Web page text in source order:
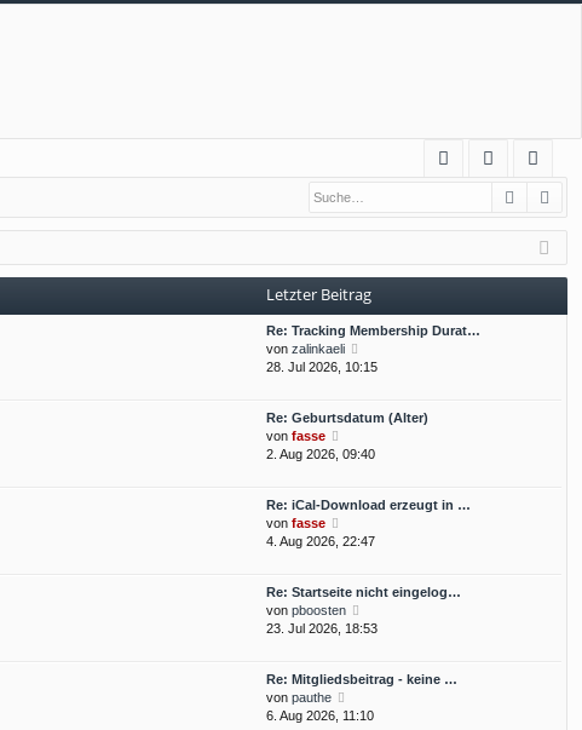
Q
m
el
eg
ist
rie
Suche
Letzter Beitrag
Re: Tracking Membership Durat…
von zalinkaeli
e
s
e
e
t
g
28. Jul 2026, 10:15
Re: Geburtsdatum (Alter)
von fasse
e
s
e
e
i
t
g
2. Aug 2026, 09:40
Re: iCal-Download erzeugt in …
von fasse
e
s
t
e
e
i
t
4. Aug 2026, 22:47
Re: Startseite nicht eingelog…
von pboosten
e
s
e
23. Jul 2026, 18:53
Re: Mitgliedsbeitrag - keine …
von pauthe
e
6. Aug 2026, 11:10